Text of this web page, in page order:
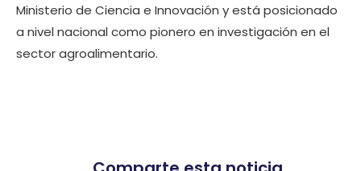
Ministerio de Ciencia e Innovación y está posicionado
a nivel nacional como pionero en investigación en el
sector agroalimentario.